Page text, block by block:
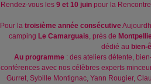
Rendez-vous les 9 et 10 juin pour la
Pour la troisième année consécutive
camping Le Camarguais, près de
dédié au bien-
Au programme : des ateliers détente,
conférences avec nos célèbres experts
Gurret, Sybille Montignac, Yann Rougier,